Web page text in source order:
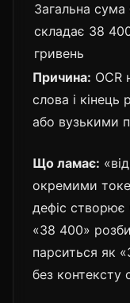
Загальна
складає 38
гривень
Причина: OCR
слова і кінець
або вузькими
Що ламає:
окремими
дефіс створює
«38 400»
парситься як
без контексту